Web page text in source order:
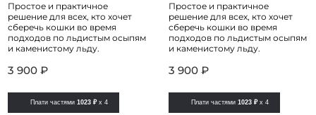
Простое и практичное
решение для всех, кто хочет
сберечь кошки во время
подходов по льдистым осыпям
и каменистому льду.
3 900 ₽
Плати частями1023 ₽ x 4
Простое и практичное
решение для всех, кто хочет
сберечь кошки во время
подходов по льдистым осыпям
и каменистому льду.
3 900 ₽
Плати частями 1023 ₽ x 4